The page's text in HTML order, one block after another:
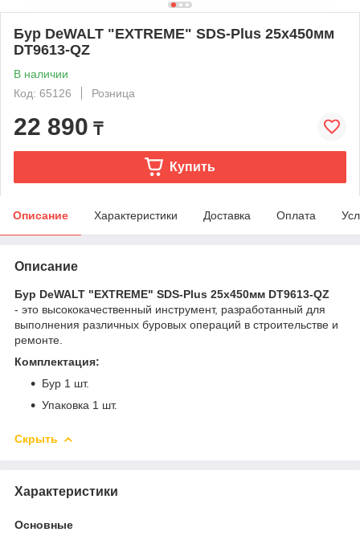
Бур DeWALT "EXTREME" SDS-Plus 25х450мм
DT9613-QZ
В наличии
Код: 65126
Розница
22 890 ₸
Купить
Описание Характеристики Доставка Оплата
Описание
Бур DeWALT "EXTREME" SDS-Plus 25х450мм DT9613-QZ
- это высококачественный инструмент, разработанный для
выполнения различных буровых операций в строительстве и
ремонте.
Комплектация:
Бур 1 шт.
Упаковка 1 шт.
Скрыть
Характеристики
Основные